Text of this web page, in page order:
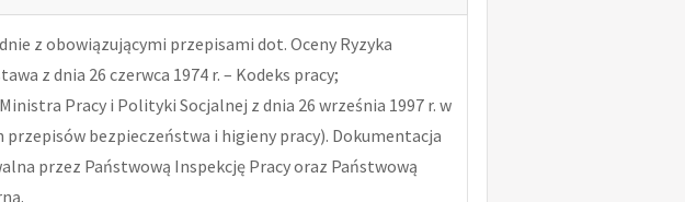
z obowiązującymi przepisami dot. Oceny Ryzyka
z dnia 26 czerwca 1974 r. – Kodeks pracy;
Pracy i Polityki Socjalnej z dnia 26 września 1997 r. w
przepisów bezpieczeństwa i higieny pracy). Dokumentacja
przez Państwową Inspekcję Pracy oraz Państwową